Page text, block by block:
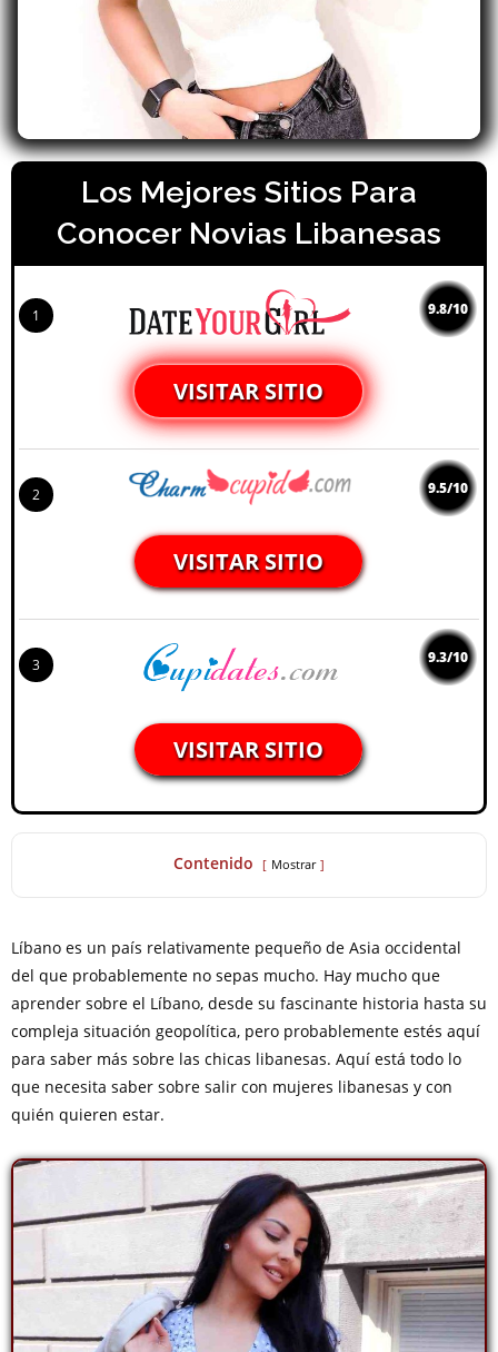
Los Mejores Sitios Para
Conocer Novias Libanesas
1 9.8/10
VISITAR SITIO
2 9.5/10
VISITAR SITIO
3 9.3/10
VISITAR SITIO
Contenido Mostrar
Líbano es un país relativamente pequeño de Asia occidental
del que probablemente no sepas mucho. Hay mucho que
aprender sobre el Líbano, desde su fascinante historia hasta su
compleja situación geopolítica, pero probablemente estés aquí
para saber más sobre las chicas libanesas. Aquí está todo lo
que necesita saber sobre salir con mujeres libanesas y con
quién quieren estar.